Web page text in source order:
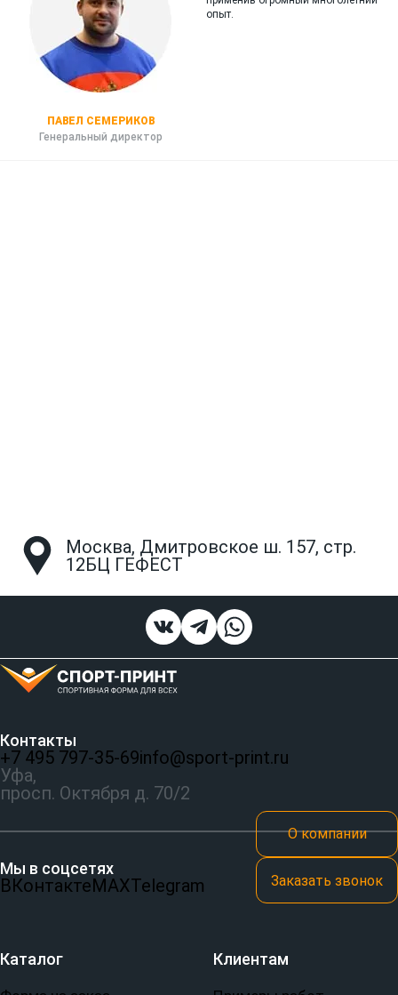
ПАВЕЛ СЕМЕРИКОВ
Генеральный директор
опыт.
Москва, Дмитровское ш. 157, стр.
12БЦ ГЕФЕСТ
Контакты
+7 495 797‑35-69info@sport-print.ru
Уфа,
просп. Октября д. 70/2
Мы в соцсетях
ВКонтактеMAXTelegram
О компании
Заказать звонок
Каталог Клиентам